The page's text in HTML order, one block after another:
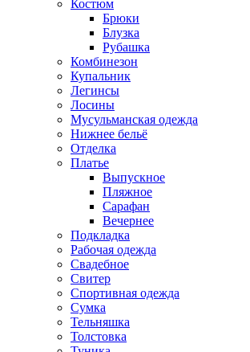
Костюм
Брюки
Блузка
Рубашка
Комбинезон
Купальник
Легинсы
Лосины
Мусульманская одежда
Нижнее бельё
Отделка
Платье
Выпускное
Пляжное
Сарафан
Вечернее
Подкладка
Рабочая одежда
Свадебное
Свитер
Спортивная одежда
Сумка
Тельняшка
Толстовка